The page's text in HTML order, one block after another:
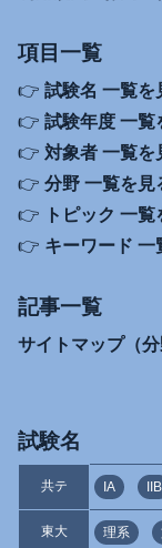
項目一覧
👉 試験名 一覧を
👉 試験年度 一覧
👉 対象者 一覧を
👉 分野 一覧を見
👉
トピック 一覧
👉 キーワード 一
記事一覧
サイトマップ（分
試験名
共テ IA IIB
東大 理系